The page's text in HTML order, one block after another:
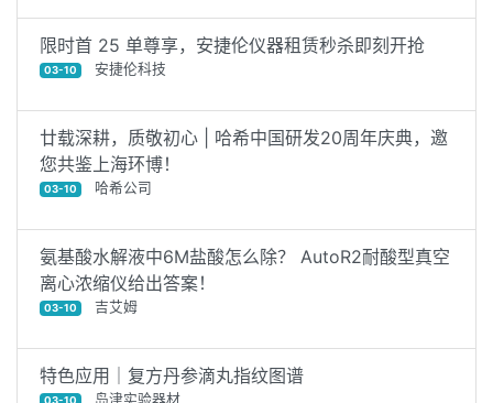
限时首 25 单尊享，安捷伦仪器租赁秒杀即刻开抢
03-10 安捷伦科技
廿载深耕，质敬初心 | 哈希中国研发20周年庆典，邀
您共鉴上海环博！
03-10 哈希公司
氨基酸水解液中6M盐酸怎么除？ AutoR2耐酸型真空
离心浓缩仪给出答案！
03-10 吉艾姆
特色应用｜复方丹参滴丸指纹图谱
03-10 岛津实验器材